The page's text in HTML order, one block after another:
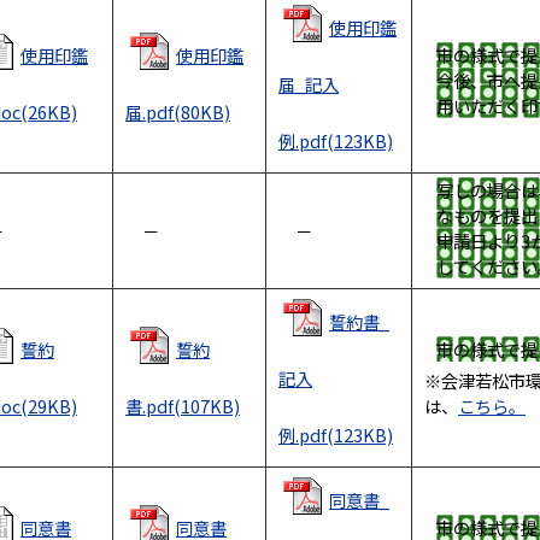
使用印鑑 使用印鑑
届.pdf(80KB)
使用印鑑
届_記入
例.pdf(123KB)
市の様式で
今後、市へ
用いただく
－ －
写しの場合
なものを提
申請日より3
してくださ
誓約 誓約
書.pdf(107KB)
誓約書_
記入
例.pdf(123KB)
市の様式で
※会津若松市
は、 こちら。
同意書 同意書
同意書_
市の様式で